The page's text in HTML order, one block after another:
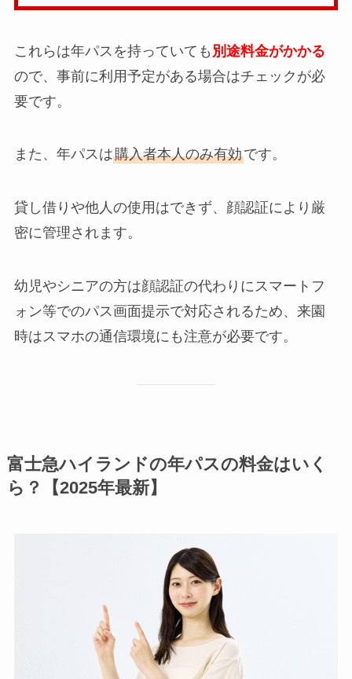
これらは年パスを持っていても 別途料金がかかる
ので、事前に利用予定がある場合はチェックが必
要です。
また、年パスは購入者本人のみ有効です。
貸し借りや他人の使用はできず、顔認証により厳
密に管理されます。
幼児やシニアの方は顔認証の代わりにスマートフ
ォン等でのパス画面提示で対応されるため、来園
時はスマホの通信環境にも注意が必要です。
富士急ハイランドの年パスの料金はいく
ら？【2025年最新】